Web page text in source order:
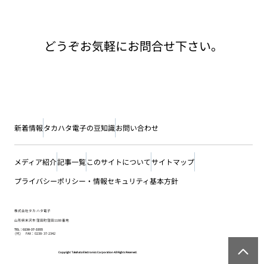
どうぞお気軽にお問合せ下さい。
新着情報タカハタ電子の豆知識お問い合わせ
株式会社タカハタ電子
山形県米沢市窪田町窪田1188番地
TEL：0238-37-3355
(代) FAX：0238-37-2342
Copyright Takahata Electronics Corporation All Rights Reserved.
メディア紹介記事一覧このサイトについてサイトマップ
プライバシーポリシー・情報セキュリティ基本方針